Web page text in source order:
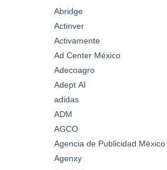
Abridge
Actinver
Activamente
Ad Center México
Adecoagro
Adept AI
adidas
ADM
AGCO
Agencia de Publicidad México
Agenxy